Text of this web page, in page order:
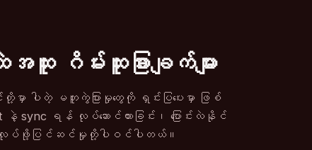
ဂိမ်းထူးခြားချက်များ
ာ ပါတဲ့ မတူကွဲပြားမှုတွေကို ရှင်းပြပေးမှာ ဖြစ်
ရန် လုပ်ဆောင်ထားခြင်း၊ ပြောင်းလဲနိုင်
လုပ်ဖို့ပြင်ဆင်မှုတို့ပါဝင်ပါတယ်။